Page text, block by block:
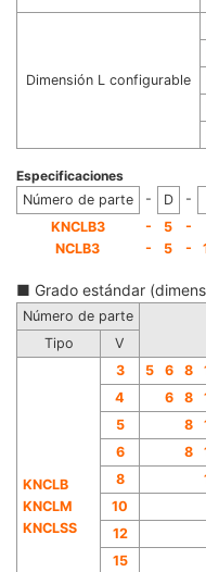
Dimensión L configurable
Especificaciones
Número de parte
- D -
KNCLB3
NCLB3
-
-
5
5
-
-
■ Grado estándar
Número de parte
Tipo
V
KNCLB
KNCLM
KNCLSS
3 5 6 8
4 6 8
5
8
6
8
8
10
12
15